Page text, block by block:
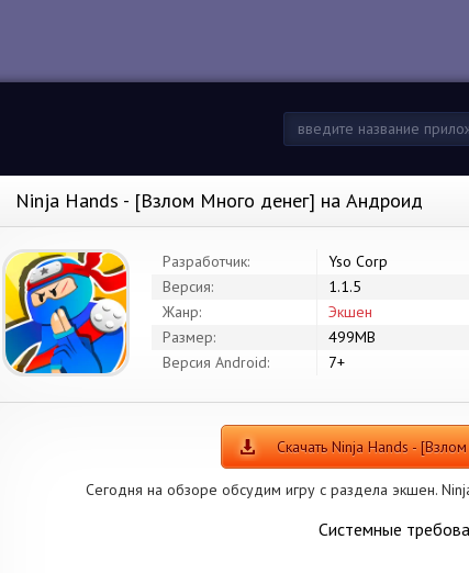
Ninja Hands - [Взлом Много денег] на Андроид
Разработчик:
Yso Corp
Версия:
1.1.5
Жанр:
Экшен
Размер:
499MB
Версия Android:
7+
Скачать Ninja Hands -
Сегодня на обзоре обсудим игру с раздела экшен.
Системные